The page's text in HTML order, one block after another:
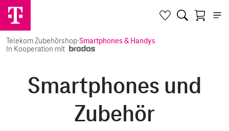
Telekom Zubehörshop·Smartphones & Handys
In Kooperation mit
Smartphones und
Zubehör